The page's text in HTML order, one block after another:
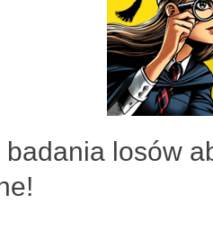
badania losów